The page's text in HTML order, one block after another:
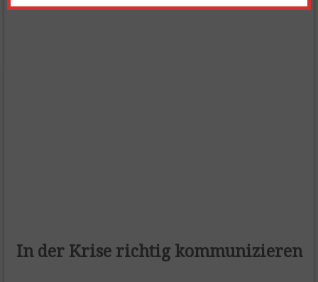
In der Krise richtig kommunizieren